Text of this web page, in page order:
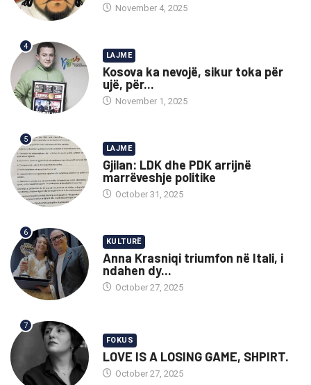
November 4, 2025
4
LAJME
Kosova ka nevojë, sikur toka për
ujë, për...
November 1, 2025
5
LAJME
Gjilan: LDK dhe PDK arrijnë
marrëveshje politike
October 31, 2025
6
KULTURË
Anna Krasniqi triumfon në Itali, i
ndahen dy...
October 27, 2025
7
FOKUS
LOVE IS A LOSING GAME, SHPIRT.
October 27, 2025